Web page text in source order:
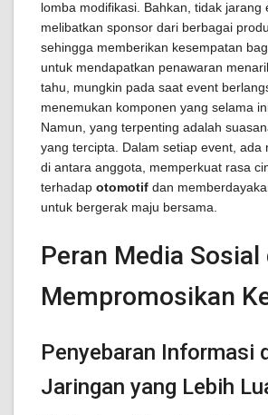
lomba modifikasi. Bahkan, tidak jarang
melibatkan sponsor dari berbagai
sehingga memberikan kesempatan
untuk mendapatkan penawaran
tahu, mungkin pada saat event
menemukan komponen yang selama
Namun, yang terpenting adalah
yang tercipta. Dalam setiap event, ada
di antara anggota, memperkuat rasa
terhadap otomotif dan
untuk bergerak maju bersama.
Peran Media Sosial
Mempromosikan
Penyebaran Informasi
Jaringan yang Lebih